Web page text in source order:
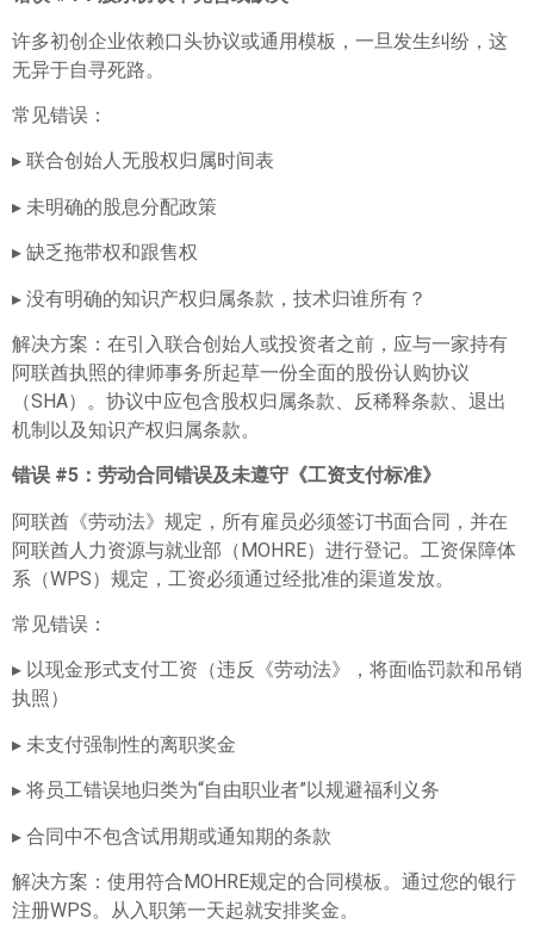
许多初创企业依赖口头协议或通用模板，一旦发生纠纷，这
无异于自寻死路。
常见错误：
▸ 联合创始人无股权归属时间表
▸ 未明确的股息分配政策
▸ 缺乏拖带权和跟售权
▸ 没有明确的知识产权归属条款，技术归谁所有？
解决方案：在引入联合创始人或投资者之前，应与一家持有
阿联酋执照的律师事务所起草一份全面的股份认购协议
（SHA）。协议中应包含股权归属条款、反稀释条款、退出
机制以及知识产权归属条款。
错误 #5 ：劳动合同错误及未遵守《工资支付标准》
阿联酋《劳动法》规定，所有雇员必须签订书面合同，并在
阿联酋人力资源与就业部（MOHRE）进行登记。工资保障体
系（WPS）规定，工资必须通过经批准的渠道发放。
常见错误：
▸ 以现金形式支付工资（违反《劳动法》，将面临罚款和吊销
执照）
▸ 未支付强制性的离职奖金
▸ 将员工错误地归类为“自由职业者”以规避福利义务
▸ 合同中不包含试用期或通知期的条款
解决方案：使用符合MOHRE规定的合同模板。通过您的银行
注册WPS。从入职第一天起就安排奖金。